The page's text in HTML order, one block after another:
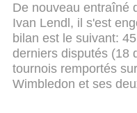
De nouveau entraîné
Ivan Lendl, il s'est
bilan est le suivant:
derniers disputés (18
tournois remportés
Wimbledon et ses